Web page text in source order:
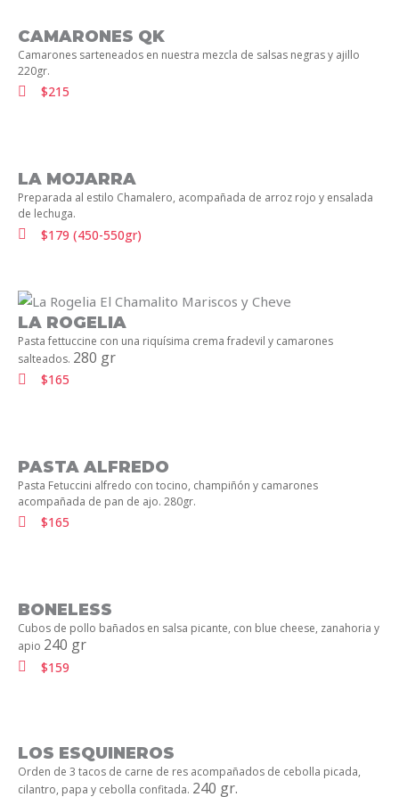
CAMARONES QK
Camarones sarteneados en nuestra mezcla de salsas negras y ajillo
220gr.
$215
LA MOJARRA
Preparada al estilo Chamalero, acompañada de arroz rojo y ensalada
de lechuga.
$179 (450-550gr)
LA ROGELIA
Pasta fettuccine con una riquísima crema fradevil y camarones
salteados. 280 gr
$165
PASTA ALFREDO
Pasta Fetuccini alfredo con tocino, champiñón y camarones
acompañada de pan de ajo. 280gr.
$165
BONELESS
Cubos de pollo bañados en salsa picante, con blue cheese, zanahoria y
apio 240 gr
$159
LOS ESQUINEROS
Orden de 3 tacos de carne de res acompañados de cebolla picada,
cilantro, papa y cebolla confitada. 240 gr.